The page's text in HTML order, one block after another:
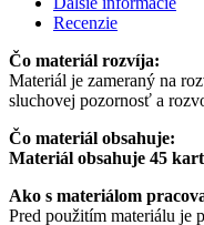
Recenzie
Čo materiál rozvíja:
Materiál je zameraný na
sluchovej pozornosť a
Čo materiál obsahuje:
Materiál obsahuje 45
Ako s materiálom
Pred použitím materiálu je